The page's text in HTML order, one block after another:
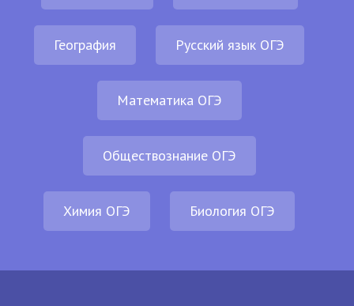
География Русский язык ОГЭ
Математика ОГЭ
Обществознание ОГЭ
Химия ОГЭ Биология ОГЭ